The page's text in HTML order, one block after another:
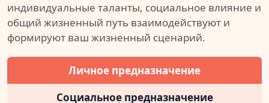
индивидуальные таланты, социальное влияние и
общий жизненный путь взаимодействуют и
формируют ваш жизненный сценарий.
Личное предназначение
Социальное предназначение